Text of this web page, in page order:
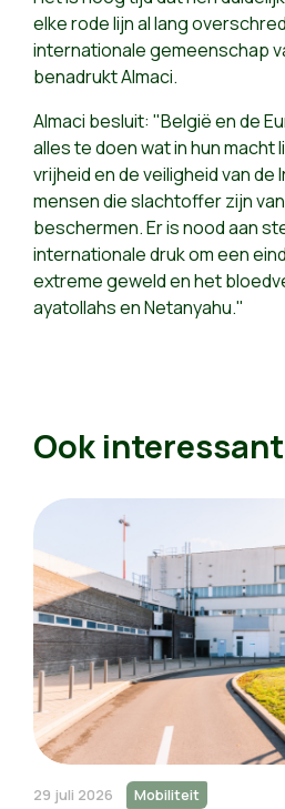
elke rode lijn al lang
internationale gemeenschap
benadrukt Almaci.
Almaci besluit: "België en de
alles te doen wat in hun macht
vrijheid en de veiligheid van de
mensen die slachtoffer zijn
beschermen. Er is nood aan
internationale druk om een
extreme geweld en het
ayatollahs en Netanyahu."
Ook interessant
29 juli 2026 Mobiliteit